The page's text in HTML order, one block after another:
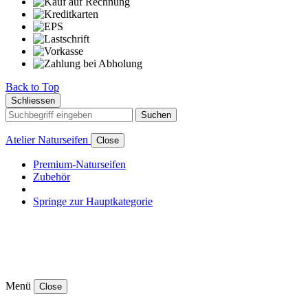
Back to Top
Schliessen
Suchen
Atelier Naturseifen Close
Premium-Naturseifen
Zubehör
Springe zur Hauptkategorie
Menü Close